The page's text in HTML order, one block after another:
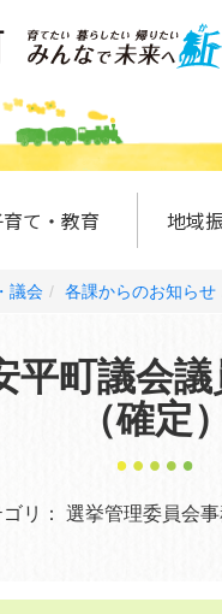
て・教育 地域
議会 各課からのお知らせ
平町議会
（確定）
リ： 選挙管理委員会